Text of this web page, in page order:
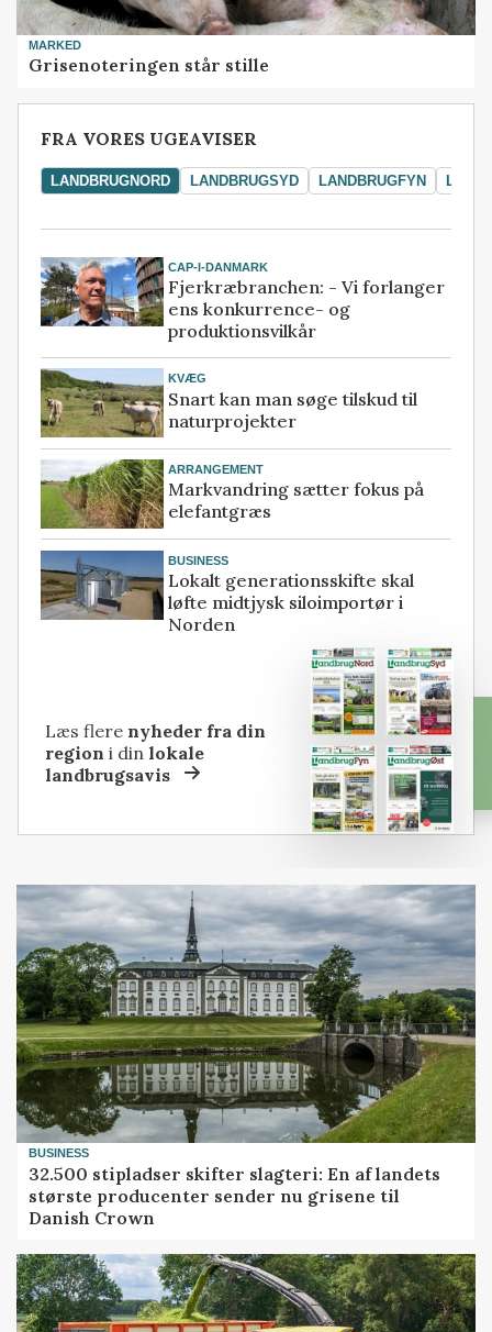
MARKED
Grisenoteringen står stille
FRA VORES UGEAVISER
LANDBRUGNORD LANDBRUGSYD LANDBRUGFYN
CAP-I-DANMARK
Fjerkræbranchen: - Vi forlanger
ens konkurrence- og
produktionsvilkår
KVÆG
Snart kan man søge tilskud til
naturprojekter
ARRANGEMENT
Markvandring sætter fokus på
elefantgræs
BUSINESS
Lokalt generationsskifte skal
løfte midtjysk siloimportør i
Norden
Læs flere nyheder fra din
region i dinlokale
landbrugsavis
BUSINESS
32.500 stipladser skifter slagteri: En af landets
største producenter sender nu grisene til
Danish Crown